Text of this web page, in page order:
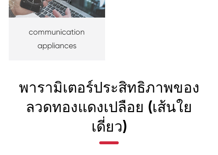
communication
appliances
พารามิเตอร์ประสิทธิภาพของ
ลวดทองแดงเปลือย (เส้นใย
เดี่ยว)